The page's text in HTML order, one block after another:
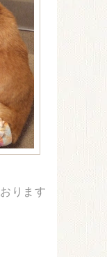
ります